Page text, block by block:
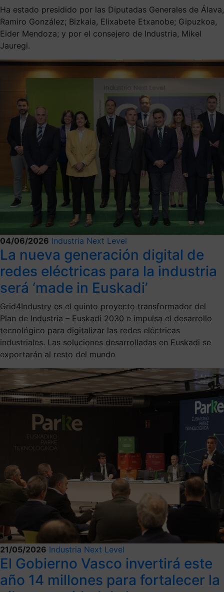
Ha estado presidido por las Diputadas Generales de Álava,
Ramiro González; Bizkaia, Elixabete Etxanobe; Gipuzkoa,
Eider Mendoza; y por el consejero de Industria, Mikel
Jauregi.
04/06/2026 Industria Next Level
La nueva generación digital de
redes eléctricas para la industria
será ‘made in Euskadi’
Grid4Industry es el quinto proyecto transformador del
Plan de Industria – Euskadi 2030 e impulsa el desarrollo
tecnológico para digitalizar las redes eléctricas
industriales. Las soluciones desarrolladas en Euskadi se
exportarán al resto del mundo
21/05/2026 Industria Next Level
El Gobierno Vasco invertirá este
año 14 millones para fortalecer la